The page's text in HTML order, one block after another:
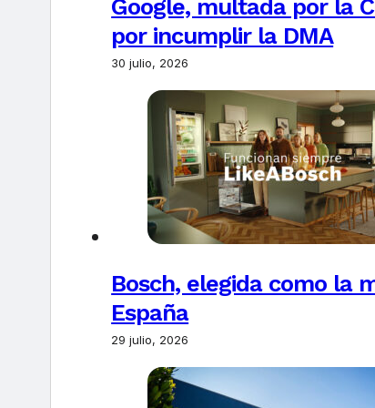
Google, multada por la
por incumplir la DMA
30 julio, 2026
Bosch, elegida como la
España
29 julio, 2026